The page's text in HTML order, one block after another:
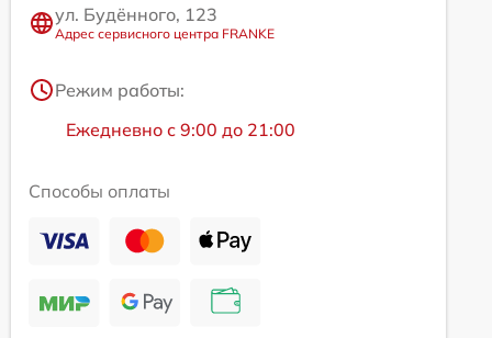
ул. Будённого, 123
Адрес сервисного центра FRANKE
Режим работы:
Ежедневно с 9:00 до 21:00
Способы оплаты